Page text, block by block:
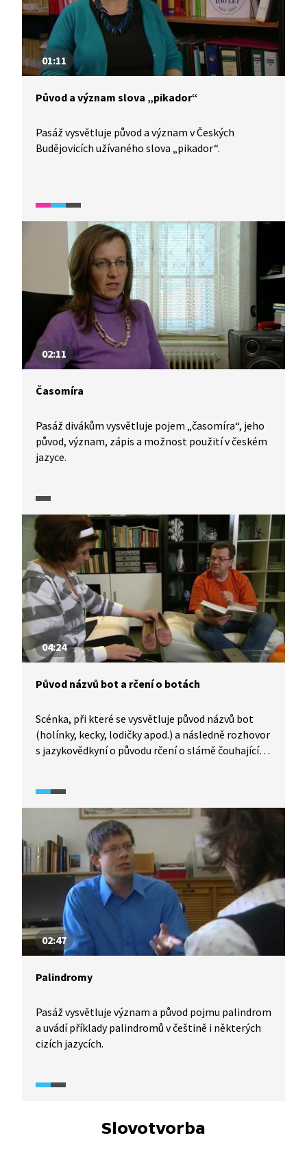
01:11
Původ a význam slova „pikador“
Pasáž vysvětluje původ a význam v Českých
Budějovicích užívaného slova „pikador“.
02:11
Časomíra
Pasáž divákům vysvětluje pojem „časomíra“, jeho
původ, význam, zápis a možnost použití v českém
jazyce.
04:24
Původ názvů bot a rčení o botách
Scénka, při které se vysvětluje původ názvů bot
(holínky, kecky, lodičky apod.) a následně rozhovor
s jazykovědkyní o původu rčení o slámě čouhající
02:47
Palindromy
Pasáž vysvětluje význam a původ pojmu palindrom
a uvádí příklady palindromů v češtině i některých
cizích jazycích.
Slovotvorba